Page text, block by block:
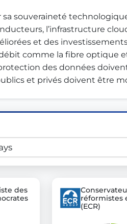
of Germany's most
digital democracy and
sa souveraineté
l’infrastructure
et des
comme la fibre optique
des données
et privés doivent être
des
réformistes
(ECR)